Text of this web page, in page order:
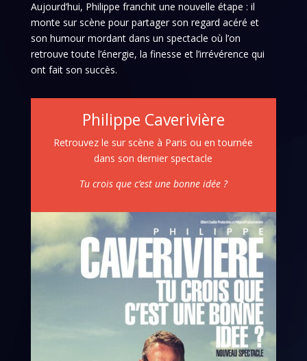
Aujourd’hui, Philippe franchit une nouvelle étape : il
monte sur scène pour partager son regard acéré et
son humour mordant dans un spectacle où l’on
retrouve toute l’énergie, la finesse et l’irrévérence qui
ont fait son succès.
Philippe Caverivière
Retrouvez le sur scène à Paris ou en tournée
dans son dernier spectacle
Tu crois que c’est une bonne idée ?